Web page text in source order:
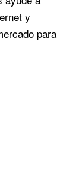
y
para